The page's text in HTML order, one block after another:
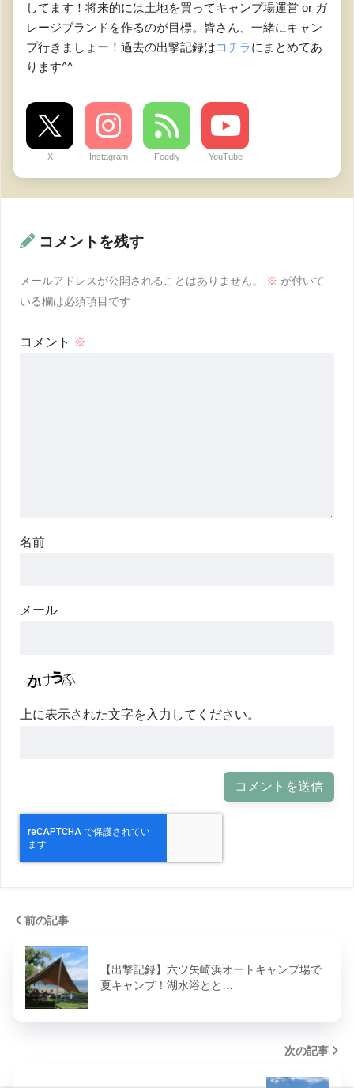
してます！将来的には土地を買ってキャンプ場運営 or ガ
レージブランドを作るのが目標。皆さん、一緒にキャン
プ行きましょー！過去の出撃記録はコチラにまとめてあ
ります^^
X Instagram Feedly YouTube
コメントを残す
メールアドレスが公開されることはありません。 ※ が付いて
いる欄は必須項目です
コメント ※
名前
メール
上に表示された文字を入力してください。
前の記事
【出撃記録】六ツ矢崎浜オートキャンプ場で
夏キャンプ！湖水浴とと…
次の記事